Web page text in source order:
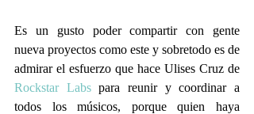
Es un gusto poder compartir con gente
nueva proyectos como este y sobretodo es de
Rockstar Labs para reunir y coordinar a
todos los músicos, porque quien haya